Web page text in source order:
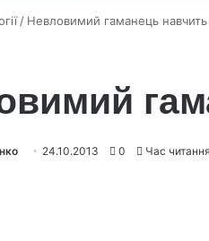
/ Невловимий гаманець
24.10.2013 0 Час